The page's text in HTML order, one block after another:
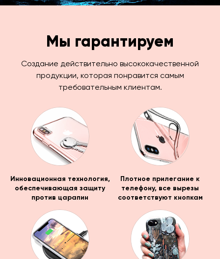
Мы гарантируем
Создание действительно высококачественной
продукции, которая понравится самым
требовательным клиентам.
Инновационная технология,
обеспечивающая защиту
против царапин
Плотное прилегание к
телефону, все вырезы
соответствуют кнопкам